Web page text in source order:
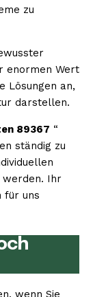
zu
enormen Wert
Lösungen an,
darstellen.
89367 “
ständig zu
werden. Ihr
für uns
wenn Sie